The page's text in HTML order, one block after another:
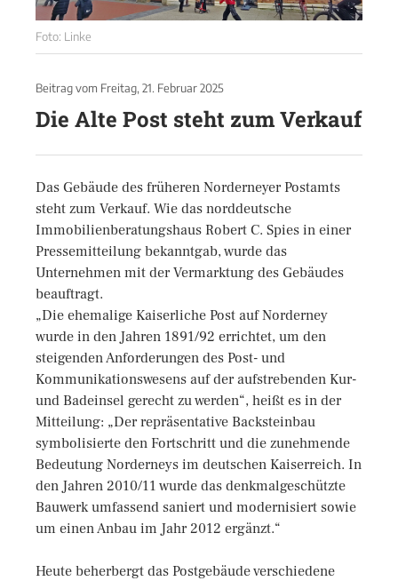
Foto: Linke
Beitrag vom Freitag, 21. Februar 2025
Die Alte Post steht zum Verkauf
Das Gebäude des früheren Norderneyer Postamts
steht zum Verkauf. Wie das norddeutsche
Immobilienberatungshaus Robert C. Spies in einer
Pressemitteilung bekanntgab, wurde das
Unternehmen mit der Vermarktung des Gebäudes
beauftragt.
„Die ehemalige Kaiserliche Post auf Norderney
wurde in den Jahren 1891/92 errichtet, um den
steigenden Anforderungen des Post- und
Kommunikationswesens auf der aufstrebenden Kur-
und Badeinsel gerecht zu werden“, heißt es in der
Mitteilung: „Der repräsentative Backsteinbau
symbolisierte den Fortschritt und die zunehmende
Bedeutung Norderneys im deutschen Kaiserreich. In
den Jahren 2010/11 wurde das denkmalgeschützte
Bauwerk umfassend saniert und modernisiert sowie
um einen Anbau im Jahr 2012 ergänzt.“
Heute beherbergt das Postgebäude verschiedene